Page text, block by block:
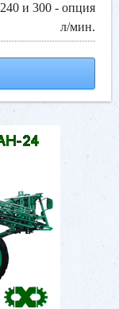
240 и 300 - опция
л/мин.